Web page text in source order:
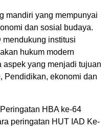
mandiri yang mempunyai
dan sosial budaya.
mendukung institusi
hukum modern
aspek yang menjadi tujuan
Pendidikan, ekonomi dan
HBA ke-64
peringatan HUT IAD Ke-